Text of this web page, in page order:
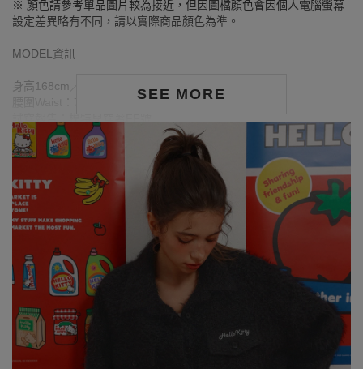
SEE MORE
※ 顏色請參考單品圖片較為接近，但因圖檔顏色會因個人電腦螢幕
設定差異略有不同，請以實際商品顏色為準。
MODEL資訊
身高168cm／胸圍Bust：90cm
腰圍Waist：71cm／臀圍hips：99cm
身高163cm／胸圍Bust：79cm
腰圍Waist：63cm／臀圍hips：85cm
試穿報告：模特兒穿著F號